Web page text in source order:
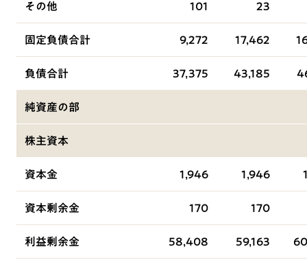
その他 101 23
固定負債合計 9,272 17,462
負債合計 37,375 43,185
純資産の部
株主資本
資本金 1,946 1,946
資本剰余金 170 170
利益剰余金 58,408 59,163